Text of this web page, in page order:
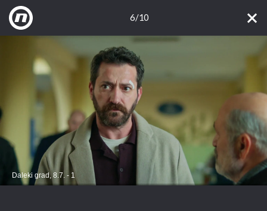
6/10
Daleki grad, 8.7. - 1